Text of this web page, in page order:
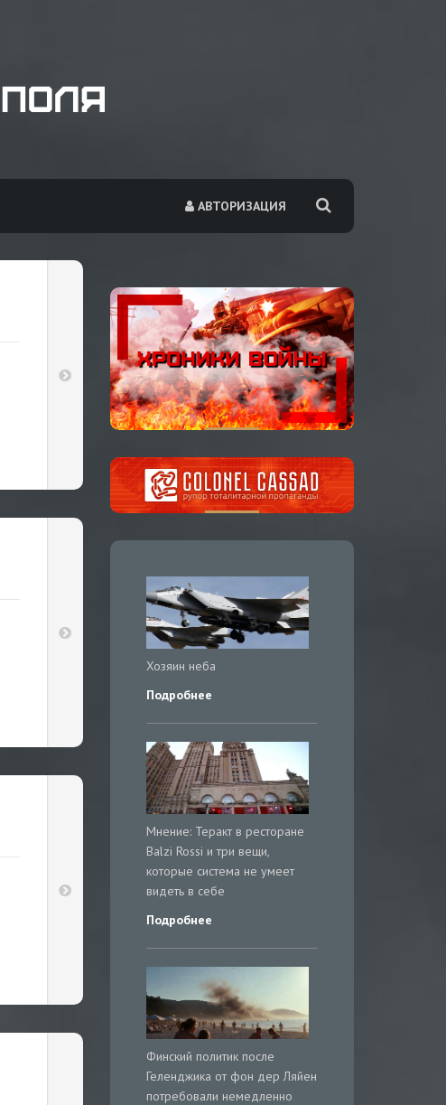
АВТОРИЗАЦИЯ
Хозяин неба
Подробнее
Мнение: Теракт в ресторане
Balzi Rossi и три вещи,
которые система не умеет
видеть в себе
Подробнее
Финский политик после
Геленджика от фон дер Ляйен
потребовали немедленно